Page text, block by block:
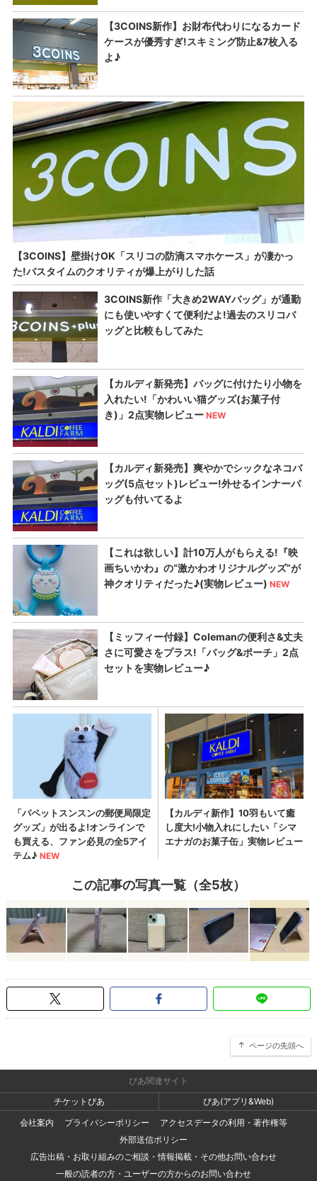
この記事の写真一覧（全5枚）
ページの先頭へ
ぴあ関連サイト
チケットぴあ
ぴあ(アプリ&Web)
会社案内
プライバシーポリシー
アクセスデータの利用・著作権等
外部送信ポリシー
広告出稿・お取り組みのご相談・情報掲載・その他お問い合わせ
一般の読者の方・ユーザーの方からのお問い合わせ